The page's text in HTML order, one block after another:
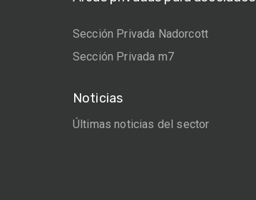
Sección Privada Nadorcott
Sección Privada m7
Noticias
Últimas noticias del sector